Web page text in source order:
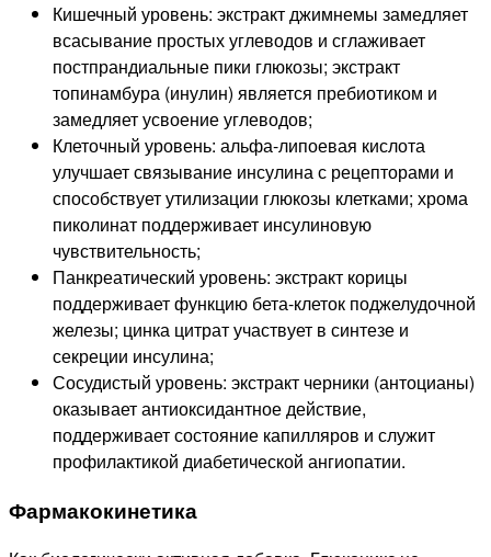
Кишечный уровень: экстракт джимнемы замедляет
всасывание простых углеводов и сглаживает
постпрандиальные пики глюкозы; экстракт
топинамбура (инулин) является пребиотиком и
замедляет усвоение углеводов;
Клеточный уровень: альфа-липоевая кислота
улучшает связывание инсулина с рецепторами и
способствует утилизации глюкозы клетками; хрома
пиколинат поддерживает инсулиновую
чувствительность;
Панкреатический уровень: экстракт корицы
поддерживает функцию бета-клеток поджелудочной
железы; цинка цитрат участвует в синтезе и
секреции инсулина;
Сосудистый уровень: экстракт черники (антоцианы)
оказывает антиоксидантное действие,
поддерживает состояние капилляров и служит
профилактикой диабетической ангиопатии.
Фармакокинетика